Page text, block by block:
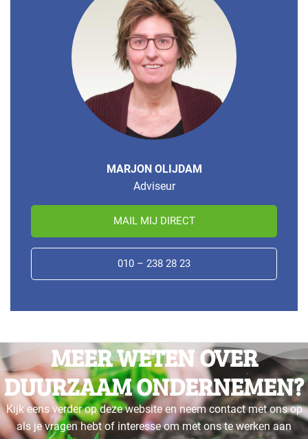
MARJON OLIJDAM
Adviseur
MAIL MIJ DIRECT
010 – 238 28 23
MEER WETEN OVER
DUURZAAM ONDERNEMEN?
Kijk eens verder op deze website en neem contact met ons op
als je vragen hebt of interesse om met ons te werken aan